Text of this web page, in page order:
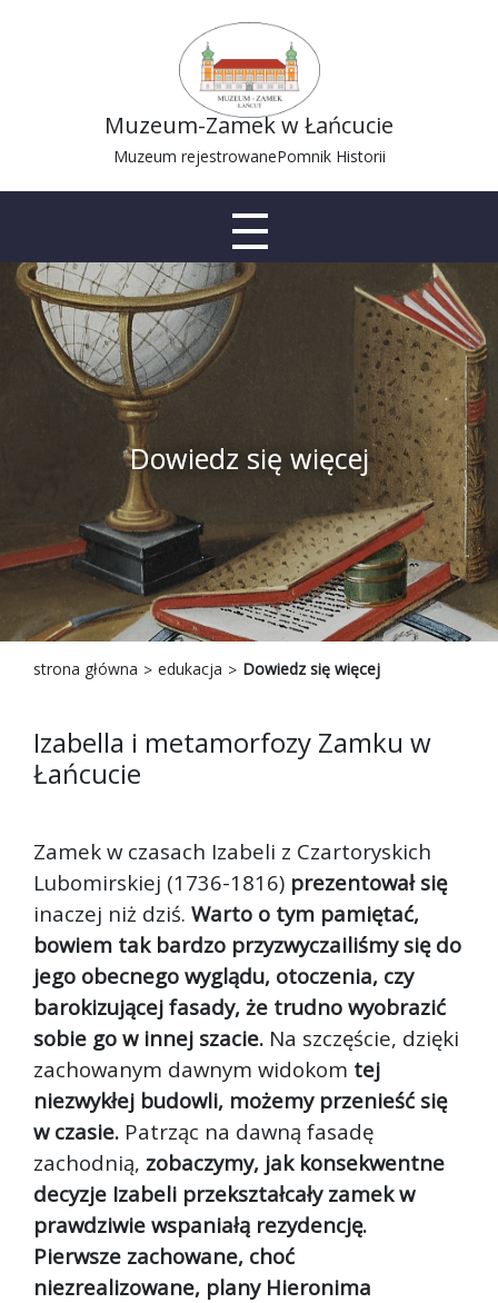
Muzeum-Zamek w Łańcucie
Muzeum rejestrowanePomnik Historii
Dowiedz się więcej
strona główna edukacja Dowiedz się więcej
Izabella i metamorfozy Zamku w
Łańcucie
Zamek w czasach Izabeli z Czartoryskich
Lubomirskiej (1736-1816) prezentował się
inaczej niż dziś. Warto o tym pamiętać,
bowiem tak bardzo przyzwyczailiśmy się do
jego obecnego wyglądu, otoczenia, czy
barokizującej fasady, że trudno wyobrazić
sobie go w innej szacie. Na szczęście, dzięki
zachowanym dawnym widokom tej
niezwykłej budowli, możemy przenieść się
w czasie. Patrząc na dawną fasadę
zachodnią, zobaczymy, jak konsekwentne
decyzje Izabeli przekształcały zamek w
prawdziwie wspaniałą rezydencję.
Pierwsze zachowane, choć
niezrealizowane, plany Hieronima